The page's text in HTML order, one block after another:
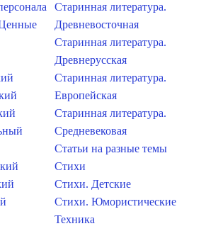
Старинная литература.
Древневосточная
Старинная литература.
Древнерусская
Старинная литература.
Европейская
Старинная литература.
Средневековая
Статьи на разные темы
Стихи
Стихи. Детские
Стихи. Юмористические
Техника